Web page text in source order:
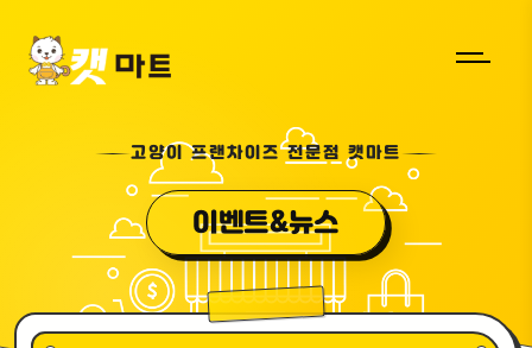
고양이 프랜차이즈 전문점 캣마트
이벤트&뉴스